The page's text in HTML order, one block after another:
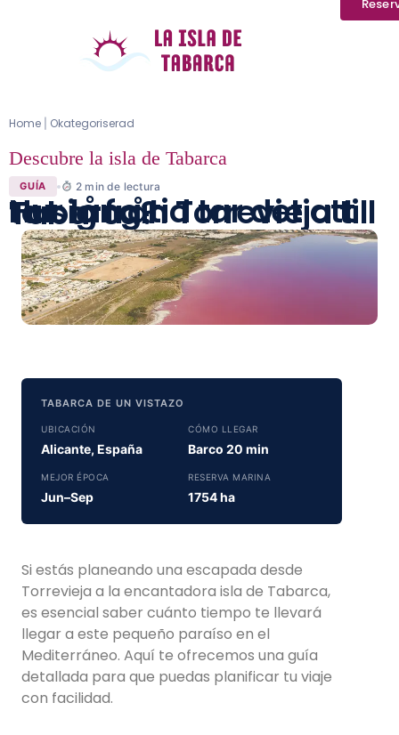
Home Okategoriserad
Descubre la isla de Tabarca
GUÍA 2 min de lectura
Hur lång tid tar det att ta sig från Torrevieja till Tabarca?
TABARCA DE UN VISTAZO
UBICACIÓN
Alicante, España
CÓMO LLEGAR
Barco 20 min
MEJOR ÉPOCA
Jun–Sep
RESERVA MARINA
1754 ha
Si estás planeando una escapada desde
Torrevieja a la encantadora isla de Tabarca,
es esencial saber cuánto tiempo te llevará
llegar a este pequeño paraíso en el
Mediterráneo. Aquí te ofrecemos una guía
detallada para que puedas planificar tu viaje
con facilidad.